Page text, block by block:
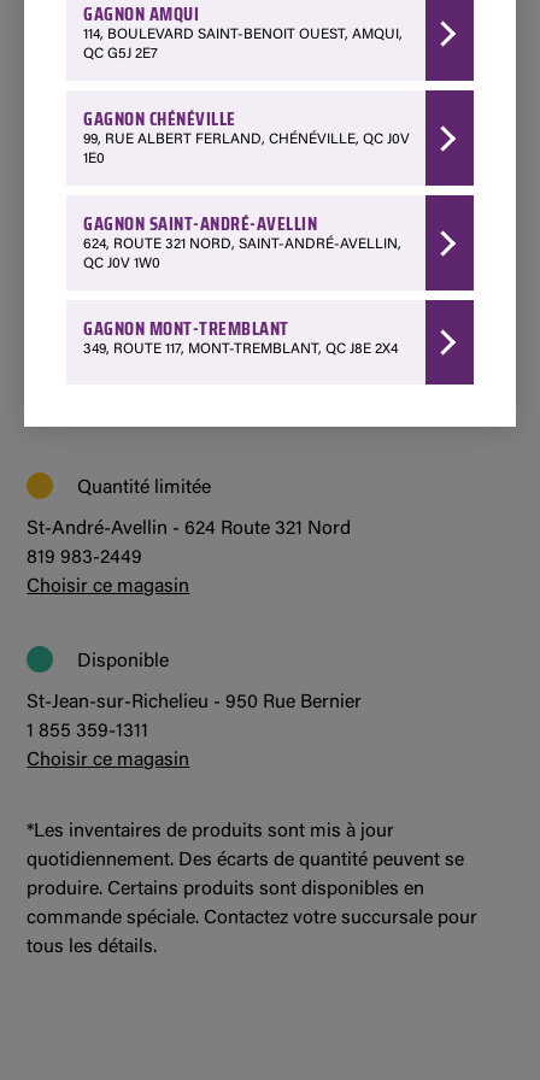
GAGNON AMQUI
114, BOULEVARD SAINT-BENOIT OUEST, AMQUI,
QC G5J 2E7
GAGNON CHÉNÉVILLE
99, RUE ALBERT FERLAND, CHÉNÉVILLE, QC J0V
1E0
GAGNON SAINT-ANDRÉ-AVELLIN
624, ROUTE 321 NORD, SAINT-ANDRÉ-AVELLIN,
QC J0V 1W0
GAGNON MONT-TREMBLANT
349, ROUTE 117, MONT-TREMBLANT, QC J8E 2X4
Amqui - 114 Boulevard Saint-Benoit Ouest
418 629-3267
Choisir ce magasin
Quantité limitée
Choisir ce magasin
Mont-Tremblant - 349 Québec 117
Quantité limitée
St-André-Avellin - 624 Route 321 Nord
819 983-2449
Choisir ce magasin
Disponible
St-Jean-sur-Richelieu - 950 Rue Bernier
1 855 359-1311
Choisir ce magasin
*Les inventaires de produits sont mis à jour
quotidiennement. Des écarts de quantité peuvent se
produire. Certains produits sont disponibles en
commande spéciale. Contactez votre succursale pour
tous les détails.